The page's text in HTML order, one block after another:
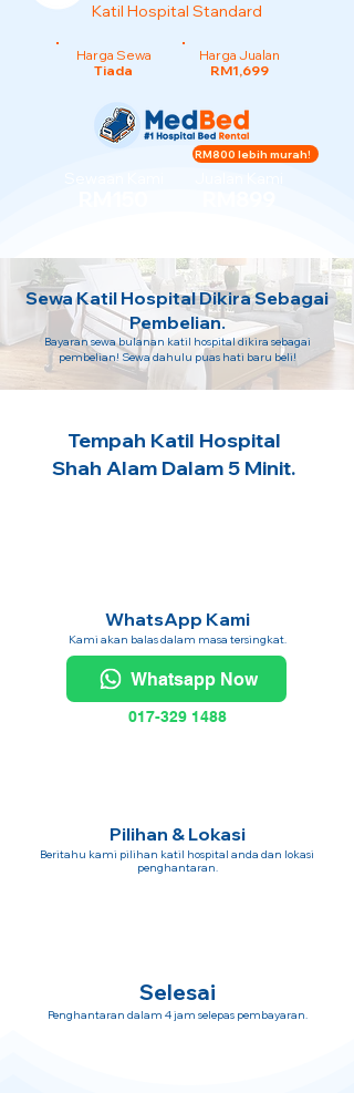
Katil Hospital Standard
Harga Sewa
Tiada
Harga Jualan
RM1,699
RM800 lebih murah!
Sewa Katil Hospital Dikira Sebagai
Pembelian.
Bayaran sewa bulanan katil hospital dikira sebagai
pembelian! Sewa dahulu puas hati baru beli!
Tempah Katil Hospital
Shah Alam Dalam 5 Minit.
WhatsApp Kami
Kami akan balas dalam masa tersingkat.
Whatsapp Now
017-329 1488
Pilihan & Lokasi
Beritahu kami pilihan katil hospital anda dan lokasi
penghantaran.
Selesai
Penghantaran dalam 4 jam selepas pembayaran.